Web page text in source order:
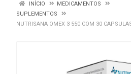
INÍCIO
MEDICAMENTOS
SUPLEMENTOS
NUTRISANA OMEX 3 550 COM 30